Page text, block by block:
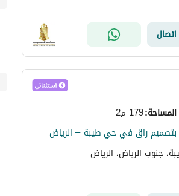
اتصال
المساحة:179 م2
بتصميم راقٍ في حي طيبة – الرياض
جنوب الرياض، الرياض